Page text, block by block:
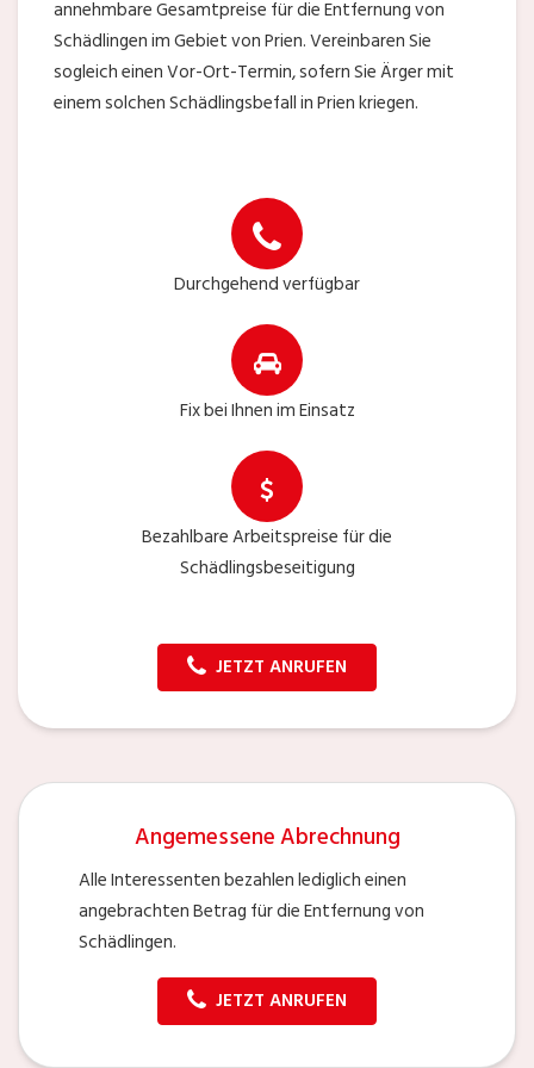
annehmbare Gesamtpreise für die Entfernung von
Schädlingen im Gebiet von Prien. Vereinbaren Sie
sogleich einen Vor-Ort-Termin, sofern Sie Ärger mit
einem solchen Schädlingsbefall in Prien kriegen.
Durchgehend verfügbar
Fix bei Ihnen im Einsatz
Bezahlbare Arbeitspreise für die
Schädlingsbeseitigung
JETZT ANRUFEN
Angemessene Abrechnung
Alle Interessenten bezahlen lediglich einen
angebrachten Betrag für die Entfernung von
Schädlingen.
JETZT ANRUFEN